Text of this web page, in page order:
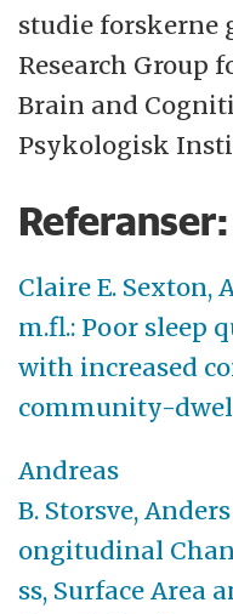
studie forskerne
Research Group
Brain and
Psykologisk
Referanser:
Claire E. Sexton,
m.fl.: Poor sleep
with increased
community-
Andreas
B. Storsve,
ongitudinal
ss, Surface Area